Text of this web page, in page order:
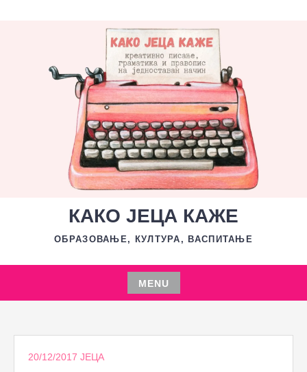
КАКО ЈЕЦА КАЖЕ
ОБРАЗОВАЊЕ, КУЛТУРА, ВАСПИТАЊЕ
MENU
Skip
content
20/12/2017 ЈЕЦА